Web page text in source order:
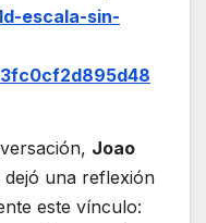
escala-sin-
Joao
dejó una reflexión
este vínculo: